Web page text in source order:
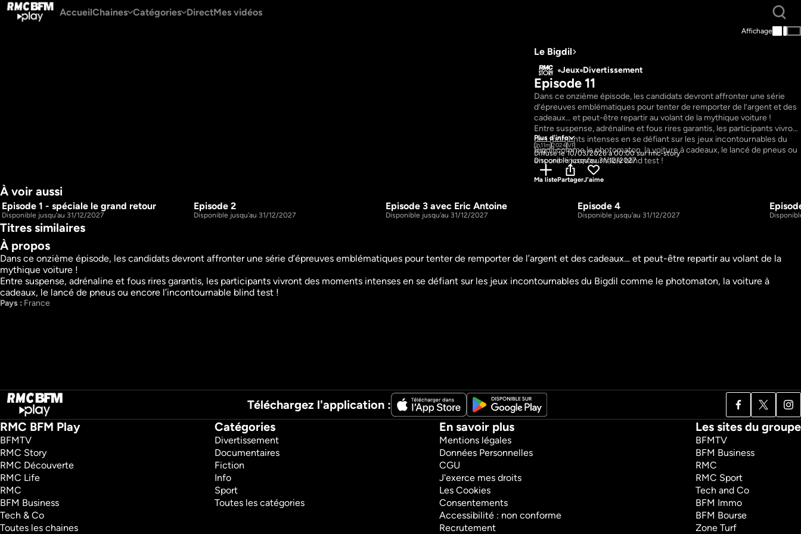
AccueilChaines Catégories DirectMes vidéos
Affichage
Le Bigdil
Jeux Divertissement
Episode 11
Dans ce onzième épisode, les candidats devront affronter une série
d’épreuves emblématiques pour tenter de remporter de l’argent et des
cadeaux… et peut-être repartir au volant de la mythique voiture !
Entre suspense, adrénaline et fous rires garantis, les participants vivront
des moments intenses en se défiant sur les jeux incontournables du
Bigdil comme le photomaton, la voiture à cadeaux, le lancé de pneus ou
Plus d'info
1h11m2024VF
Diffusé le 10/03/2026 à 00:00 sur rmc-story
Disponible jusqu'au 31/12/2027
Ma listePartagerJ'aime
À voir aussi
S1 E1
Episode 1 - spéciale le grand retour
Disponible jusqu'au 31/12/2027 S1 E2
Episode 2
Disponible jusqu'au 31/12/2027 S1 E3
Episode 3 avec Eric Antoine
Disponible jusqu'au 31/12/2027 S1 E4
Episode 4
Disponible jusqu'au 31/12/2027 S1 E5
Titres similaires
Le Bigdil des années 90
Jeux
Divertissement
Le grand bêtisier
Humour
Divertissement
Le super bêtisier télé
Humour
Le super bêtisier
Humour
Le meilleur de Jeff
Panacloc - Volume 2
À propos
Dans ce onzième épisode, les candidats devront affronter une série d’épreuves emblématiques pour tenter de remporter de l’argent et des cadeaux… et peut-être repartir au volant de la
mythique voiture !
Entre suspense, adrénaline et fous rires garantis, les participants vivront des moments intenses en se défiant sur les jeux incontournables du Bigdil comme le photomaton, la voiture à
Pays : France
Téléchargez l'application :
RMC BFM Play
BFMTV
RMC Story
RMC Découverte
RMC Life
RMC
BFM Business
Tech & Co
Toutes les chaines
Catégories
Divertissement
Documentaires
Fiction
Info
Sport
Toutes les catégories
En savoir plus
Mentions légales
Données Personnelles
CGU
J'exerce mes droits
Les Cookies
Consentements
Accessibilité : non conforme
Recrutement
Les sites du groupe
BFMTV
BFM Business
RMC
RMC Sport
Tech and Co
BFM Immo
BFM Bourse
Zone Turf